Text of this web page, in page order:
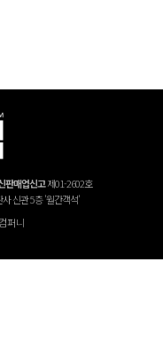
판매업신고제01-2602호
신관 5층 '월간객석'
퍼니